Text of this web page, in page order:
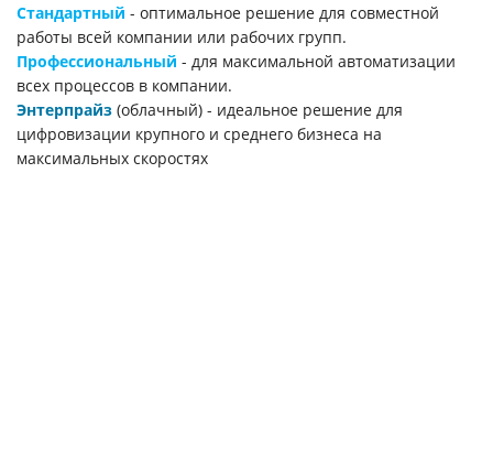
Стандартный - оптимальное решение для совместной
работы всей компании или рабочих групп.
Профессиональный - для максимальной автоматизации
всех процессов в компании.
Энтерпрайз (облачный) - идеальное решение для
цифровизации крупного и среднего бизнеса на
максимальных скоростях